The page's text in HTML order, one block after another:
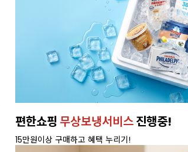
편한쇼핑 무상보냉서비스진행중!
15만원이상 구매하고 혜택 누리기!